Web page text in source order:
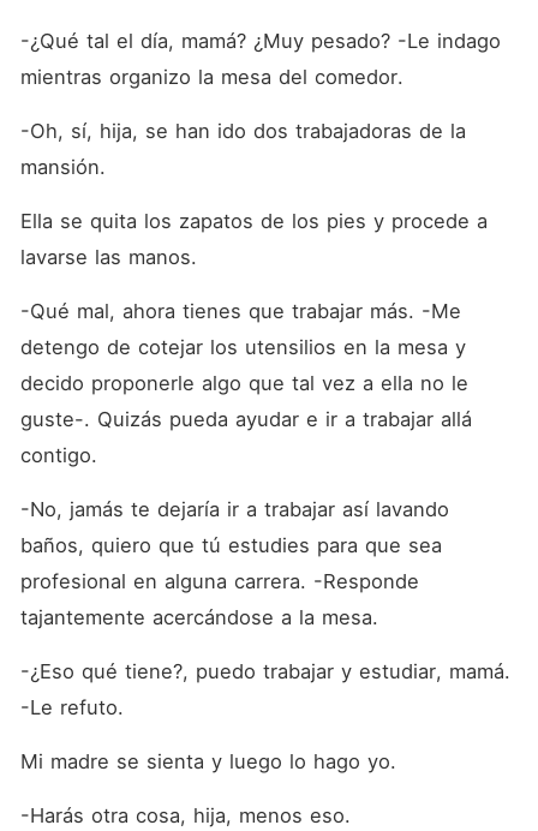
-¿Qué tal el día, mamá? ¿Muy pesado? -Le indago
mientras organizo la mesa del comedor.
-Oh, sí, hija, se han ido dos trabajadoras de la
mansión.
Ella se quita los zapatos de los pies y procede a
lavarse las manos.
-Qué mal, ahora tienes que trabajar más. -Me
detengo de cotejar los utensilios en la mesa y
decido proponerle algo que tal vez a ella no le
guste-. Quizás pueda ayudar e ir a trabajar allá
contigo.
-No, jamás te dejaría ir a trabajar así lavando
baños, quiero que tú estudies para que sea
profesional en alguna carrera. -Responde
tajantemente acercándose a la mesa.
-¿Eso qué tiene?, puedo trabajar y estudiar, mamá.
-Le refuto.
Mi madre se sienta y luego lo hago yo.
-Harás otra cosa, hija, menos eso.